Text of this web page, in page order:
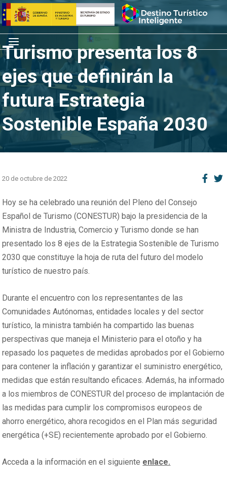
Saltar
al
contenido
Inicio
Menú
Turismo presenta los 8
ejes que definirán la
futura Estrategia
Sostenible España 2030
20 de octubre de 2022
Hoy se ha celebrado una reunión del Pleno del Consejo
Español de Turismo (CONESTUR) bajo la presidencia de la
Ministra de Industria, Comercio y Turismo donde se han
presentado los 8 ejes de la Estrategia Sostenible de Turismo
2030 que constituye la hoja de ruta del futuro del modelo
turístico de nuestro país.
Durante el encuentro con los representantes de las
Comunidades Autónomas, entidades locales y del sector
turístico, la ministra también ha compartido las buenas
perspectivas que maneja el Ministerio para el otoño y ha
repasado los paquetes de medidas aprobados por el Gobierno
para contener la inflación y garantizar el suministro energético,
medidas que están resultando eficaces. Además, ha informado
a los miembros de CONESTUR del proceso de implantación de
las medidas para cumplir los compromisos europeos de
ahorro energético, ahora recogidos en el Plan más seguridad
energética (+SE) recientemente aprobado por el Gobierno.
Acceda a la información en el siguiente enlace.